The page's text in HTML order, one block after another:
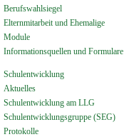
Berufswahlsiegel
Elternmitarbeit und Ehemalige
Module
Informationsquellen und Formulare
Schulentwicklung
Aktuelles
Schulentwicklung am LLG
Schulentwicklungsgruppe (SEG)
Protokolle